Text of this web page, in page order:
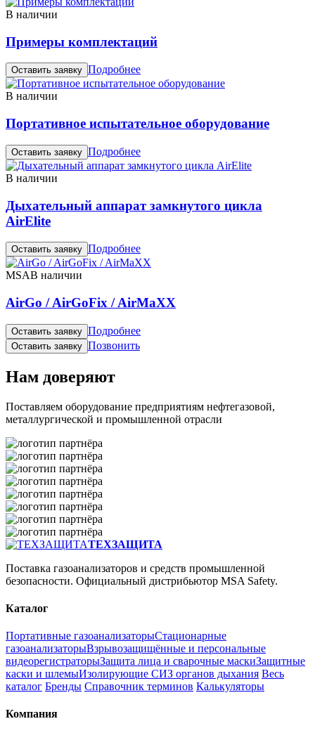
В наличии
Примеры комплектаций
Оставить заявку Подробнее
В наличии
Портативное испытательное оборудование
Оставить заявку Подробнее
В наличии
Дыхательный аппарат замкнутого цикла
AirElite
Оставить заявку Подробнее
MSAВ наличии
AirGo / AirGoFix / AirMaXX
Оставить заявку Подробнее
Оставить заявку Позвонить
Нам доверяют
Поставляем оборудование предприятиям нефтегазовой,
металлургической и промышленной отрасли
ТЕХЗАЩИТА
Поставка газоанализаторов и средств промышленной
безопасности. Официальный дистрибьютор MSA Safety.
Каталог
Портативные газоанализаторыСтационарные
газоанализаторыВзрывозащищённые и персональные
видеорегистраторыЗащита лица и сварочные маскиЗащитные
каски и шлемыИзолирующие СИЗ органов дыхания Весь
каталог Бренды Справочник терминов Калькуляторы
Компания